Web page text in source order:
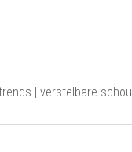
| verstelbare